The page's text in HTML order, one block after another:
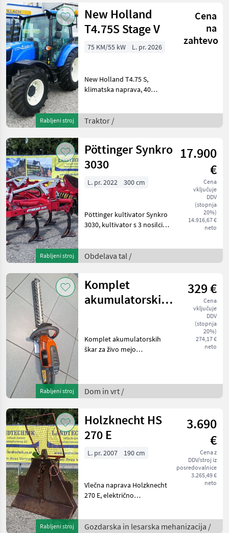
Rabljeni stroj
New Holland
T4.75S Stage V
Cena
na
zahtevo
75 KM/55 kW L. pr. 2026
New Holland T4.75 S,
klimatska naprava, 40
delovanjem, priključni gred
z možnostjo prestavljanja
Traktor /
Rabljeni stroj
Pöttinger Synkro
3030
17.900
€
Cena
vključuje
DDV
(stopnja
20%)
14.916,67 €
neto
L. pr. 2022 300 cm
Pöttinger kultivator Synkro
3030, kultivator s 3 nosilci
270 mm, višina okvira 85
cm, razmik med nosilci 75
Obdelava tal /
Rabljeni stroj
Komplet
akumulatorskih
215 iHD45
329 €
Cena
vključuje
DDV
(stopnja
20%)
274,17 €
neto
Komplet akumulatorskih
škar za živo mejo
3, 2 kg, oprema: digitalni
nadzorni panel, način
Dom in vrt /
Rabljeni stroj
Holzknecht HS
270 E
3.690
€
Cena z
DDV/stroj iz
posredovalnice
3.265,49 €
neto
L. pr. 2007 190 cm
Vlečna naprava Holzknecht
270 E, električno
vrv, končni kavlji in
Gozdarska in lesarska mehanizacija /